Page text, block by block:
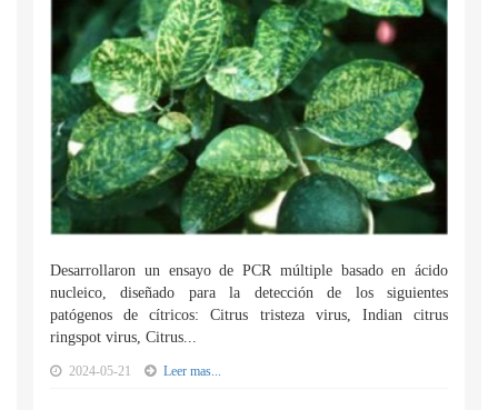
Desarrollaron un ensayo de PCR múltiple basado en ácido
nucleico, diseñado para la detección de los siguientes
patógenos de cítricos: Citrus tristeza virus, Indian citrus
ringspot virus, Citrus...
2024-05-21 Leer mas...